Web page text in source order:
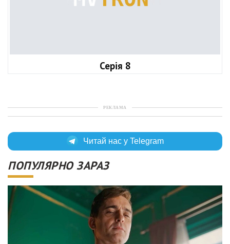
Серія 8
РЕКЛАМА
Читай нас у Telegram
ПОПУЛЯРНО ЗАРАЗ